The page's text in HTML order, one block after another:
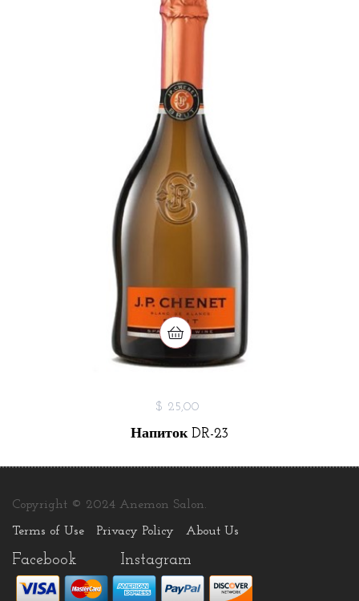
$ 25,00
Напиток DR-23
Copyright © 2024 Anemon Salon.
Terms of Use Privacy Policy About Us
Facebook Instagram